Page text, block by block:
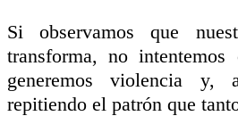
Si observamos que
transforma, no
generemos violencia y,
repitiendo el patrón que